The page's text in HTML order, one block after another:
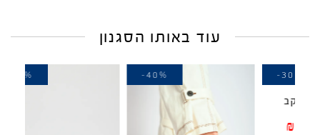
עוד באותו הסגנון